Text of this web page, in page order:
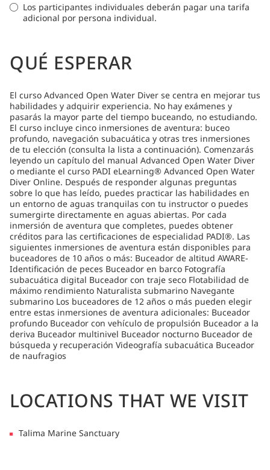
Los participantes individuales deberán pagar una tarifa
adicional por persona individual.
QUÉ ESPERAR
El curso Advanced Open Water Diver se centra en mejorar tus
habilidades y adquirir experiencia. No hay exámenes y
pasarás la mayor parte del tiempo buceando, no estudiando.
El curso incluye cinco inmersiones de aventura: buceo
profundo, navegación subacuática y otras tres inmersiones
de tu elección (consulta la lista a continuación). Comenzarás
leyendo un capítulo del manual Advanced Open Water Diver
o mediante el curso PADI eLearning® Advanced Open Water
Diver Online. Después de responder algunas preguntas
sobre lo que has leído, puedes practicar las habilidades en
un entorno de aguas tranquilas con tu instructor o puedes
sumergirte directamente en aguas abiertas. Por cada
inmersión de aventura que completes, puedes obtener
créditos para las certificaciones de especialidad PADI®. Las
siguientes inmersiones de aventura están disponibles para
buceadores de 10 años o más: Buceador de altitud AWARE-
Identificación de peces Buceador en barco Fotografía
subacuática digital Buceador con traje seco Flotabilidad de
máximo rendimiento Naturalista submarino Navegante
submarino Los buceadores de 12 años o más pueden elegir
entre estas inmersiones de aventura adicionales: Buceador
profundo Buceador con vehículo de propulsión Buceador a la
deriva Buceador multinivel Buceador nocturno Buceador de
búsqueda y recuperación Videografía subacuática Buceador
de naufragios
LOCATIONS THAT WE VISIT
Talima Marine Sanctuary